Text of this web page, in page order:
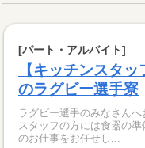
[パート・アルバイト]
【キッチンスタ
のラグビー選手寮
ラグビー選手のみなさん
スタッフの方には食器の
のお仕事をお任せし...